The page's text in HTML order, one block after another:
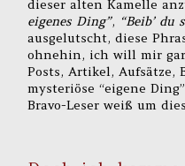
dieser alten Kamelle
eigenes Ding”, “Beib’ du
ausgelutscht, diese
ohnehin, ich will mir
Posts, Artikel, Aufsätze,
mysteriöse “eigene
Bravo-Leser weiß um